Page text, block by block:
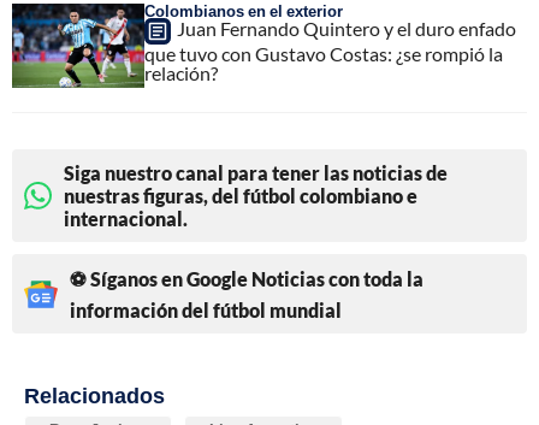
Colombianos en el exterior
Juan Fernando Quintero y el duro enfado
que tuvo con Gustavo Costas: ¿se rompió la
relación?
Siga nuestro canal para tener las noticias de
nuestras figuras, del fútbol colombiano e
internacional.
⚽ Síganos en Google Noticias con toda la
información del fútbol mundial
Relacionados